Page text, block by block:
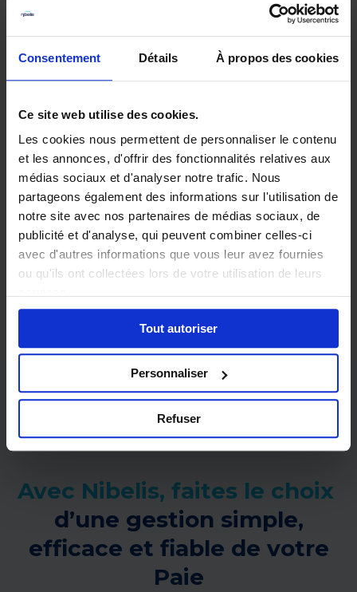
Consentement Détails À propos des cookies
Ce site web utilise des cookies.
Les cookies nous permettent de personnaliser le contenu
et les annonces, d'offrir des fonctionnalités relatives aux
médias sociaux et d'analyser notre trafic. Nous
partageons également des informations sur l'utilisation de
notre site avec nos partenaires de médias sociaux, de
publicité et d'analyse, qui peuvent combiner celles-ci
avec d'autres informations que vous leur avez fournies
ou qu'ils ont collectées lors de votre utilisation de leurs
Tout autoriser
Personnaliser
Refuser
d’ancienneté selon la convention. J’ai
gagné l’équivalent d’une semaine de
Delphine Thaumin– Gestionnaire de Paie
et RH,Lincet
Avec Nibelis, faites le choix ​
d’une gestion simple,
efficace et fiable de votre
Paie